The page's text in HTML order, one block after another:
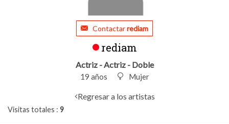
Contactarrediam
rediam
Actriz - Actriz - Doble
19 años Mujer
Regresar a los artistas
Visitas totales 9